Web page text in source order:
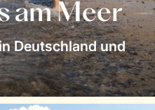
am Meer
Deutschland und